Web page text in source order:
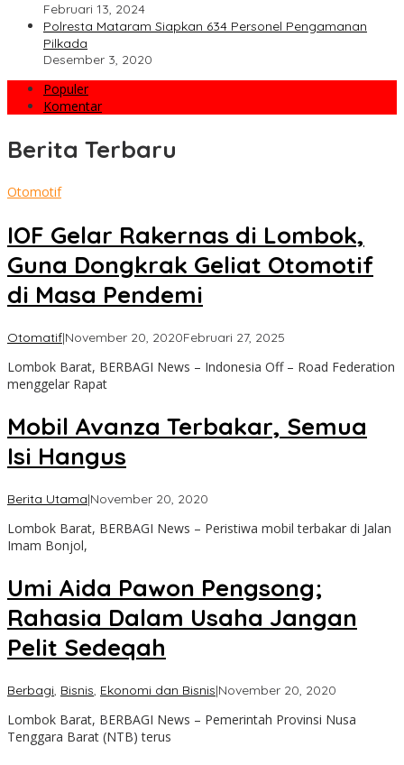
Februari 13, 2024
Polresta Mataram Siapkan 634 Personel Pengamanan
Pilkada
Desember 3, 2020
Populer
Komentar
Berita Terbaru
BERBAGI
News
Otomotif
IOF Gelar Rakernas di Lombok,
Guna Dongkrak Geliat Otomotif
di Masa Pendemi
Otomatif|November 20, 2020Februari 27, 2025
Lombok Barat, BERBAGI News – Indonesia Off – Road Federation
menggelar Rapat
Mobil Avanza Terbakar, Semua
Isi Hangus
Berita Utama|November 20, 2020
Lombok Barat, BERBAGI News – Peristiwa mobil terbakar di Jalan
Imam Bonjol,
Umi Aida Pawon Pengsong;
Rahasia Dalam Usaha Jangan
Pelit Sedeqah
Berbagi, Bisnis, Ekonomi dan Bisnis|November 20, 2020
Lombok Barat, BERBAGI News – Pemerintah Provinsi Nusa
Tenggara Barat (NTB) terus